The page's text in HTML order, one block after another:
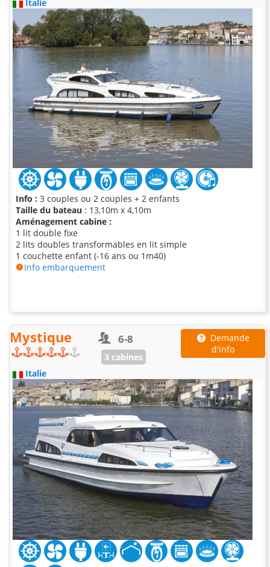
Italie
Info : 3 couples ou 2 couples + 2 enfants
Taille du bateau : 13,10m x 4,10m
Aménagement cabine :
1 lit double fixe
2 lits doubles transformables en lit simple
1 couchette enfant (-16 ans ou 1m40)
Info embarquement
Mystique 6-8
3 cabines
Demande
d'info
Italie